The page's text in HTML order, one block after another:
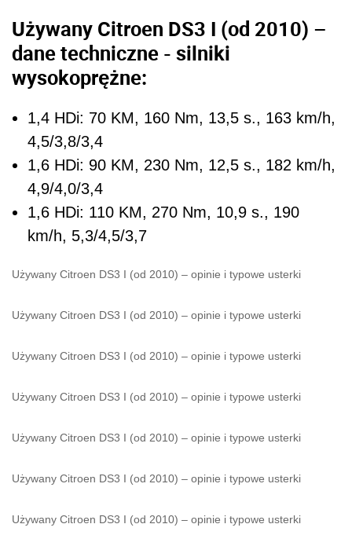
Używany Citroen DS3 I (od 2010) –
dane techniczne - silniki
wysokoprężne:
1,4 HDi: 70 KM, 160 Nm, 13,5 s., 163 km/h,
4,5/3,8/3,4
1,6 HDi: 90 KM, 230 Nm, 12,5 s., 182 km/h,
4,9/4,0/3,4
1,6 HDi: 110 KM, 270 Nm, 10,9 s., 190
km/h, 5,3/4,5/3,7
Używany Citroen DS3 I (od 2010) – opinie i typowe usterki
Używany Citroen DS3 I (od 2010) – opinie i typowe usterki
Używany Citroen DS3 I (od 2010) – opinie i typowe usterki
Używany Citroen DS3 I (od 2010) – opinie i typowe usterki
Używany Citroen DS3 I (od 2010) – opinie i typowe usterki
Używany Citroen DS3 I (od 2010) – opinie i typowe usterki
Używany Citroen DS3 I (od 2010) – opinie i typowe usterki